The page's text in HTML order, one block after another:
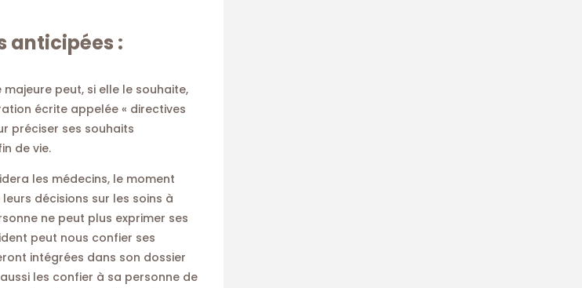
anticipées :
peut, si elle le souhaite,
écrite appelée « directives
préciser ses souhaits
de vie.
les médecins, le moment
décisions sur les soins à
ne peut plus exprimer ses
peut nous confier ses
intégrées dans son dossier
les confier à sa personne de